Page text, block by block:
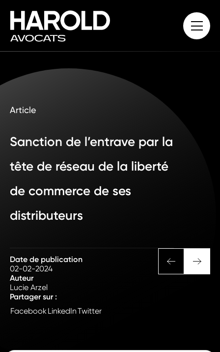
Article
Sanction de l’entrave par la
tête de réseau de la liberté
de commerce de ses
distributeurs
Date de publication
02-02-2024
Auteur
Lucie Arzel
Partager sur :
FacebookLinkedInTwitter